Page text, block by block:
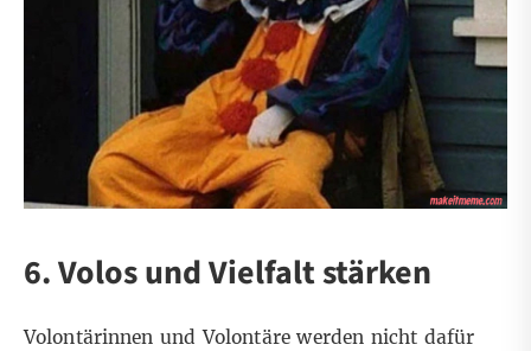
6. Volos und Vielfalt stärken
Volontärinnen und Volontäre werden nicht dafür